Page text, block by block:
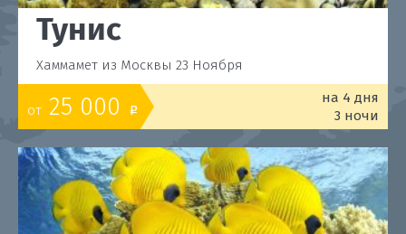
Тунис
Хаммамет из Москвы 23 Ноября
от 25 000 o
на 4 дня
3 ночи